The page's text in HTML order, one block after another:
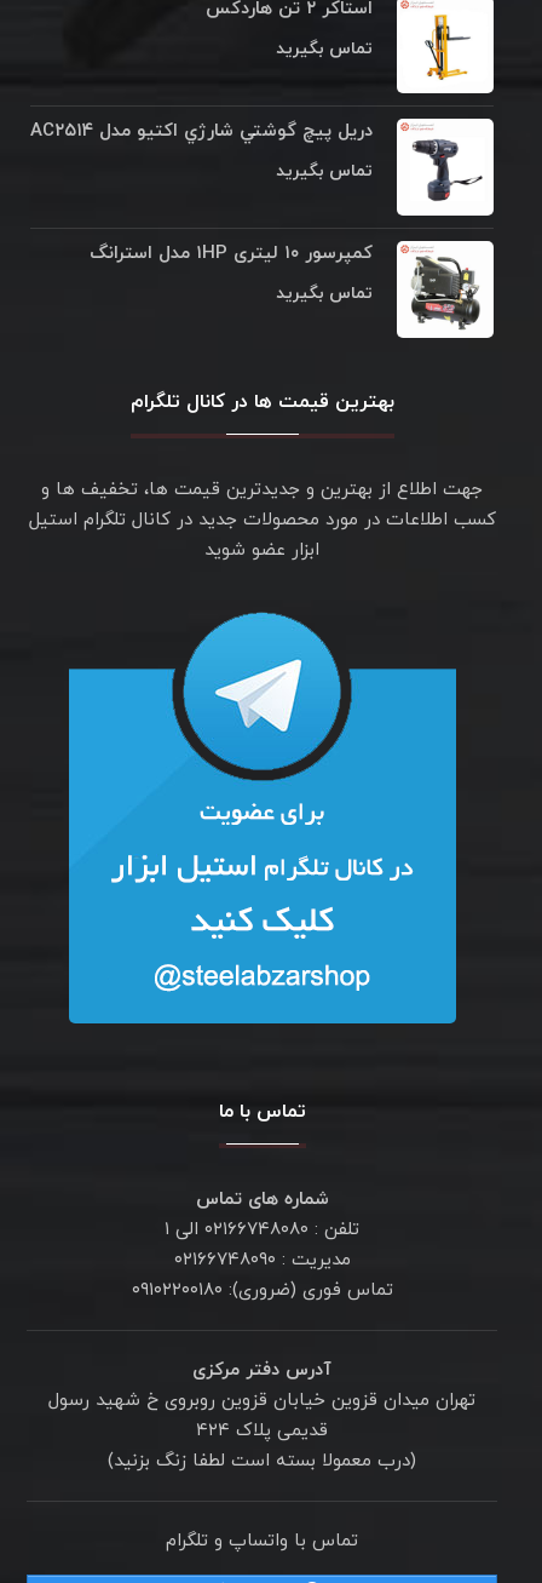
استاکر ۲ تن هاردکس
تماس بگیرید
دريل پيچ گوشتي شارژي اکتيو مدل AC۲۵۱۴
تماس بگیرید
کمپرسور ۱۰ لیتری ۱HP مدل استرانگ
تماس بگیرید
بهترین قیمت ها در کانال تلگرام
جهت اطلاع از بهترین و جدیدترین قیمت ها، تخفیف ها و
کسب اطلاعات در مورد محصولات جدید در کانال تلگرام استیل
ابزار عضو شوید
تماس با ما
شماره های تماس
تلفن : ۰۲۱۶۶۷۴۸۰۸۰ الی ۱
مدیریت : ۰۲۱۶۶۷۴۸۰۹۰
تماس فوری (ضروری): ۰۹۱۰۲۲۰۰۱۸۰
آدرس دفتر مرکزی
تهران میدان قزوین خیابان قزوین روبروی خ شهید رسول
قدیمی پلاک ۴۲۴
(درب معمولا بسته است لطفا زنگ بزنید)
تماس با واتساپ و تلگرام